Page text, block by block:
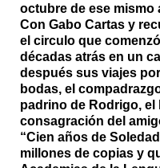
octubre de ese mismo
Con Gabo Cartas y
el circulo que
décadas atrás en un
después sus viajes
bodas, el
padrino de Rodrigo, el
consagración del
“Cien años de
millones de copias y